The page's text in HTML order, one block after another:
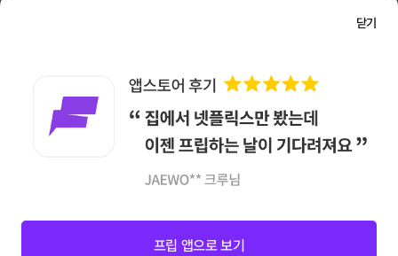
닫기
프립 앱으로 보기
대해 ㈜프렌트립은 일체의 책임을 지지 않습니다.
NICEPAY 안전거래 서비스 : 고객님의 안전거래를 위해 현금 결제 시, 저희 사이트에서 가입한
구매안전 서비스를 이용할 수 있습니다.가입 확인
이용약관
앱 다운로드